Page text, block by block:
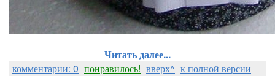
Читать далее...
комментарии: 0 понравилось! вверх^ к полной версии